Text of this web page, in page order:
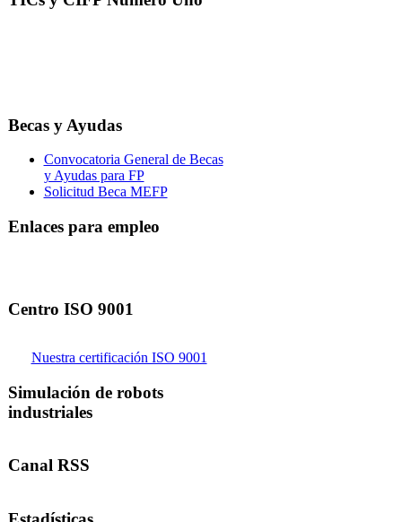
Becas y Ayudas
Convocatoria General de Becas
y Ayudas para FP
Solicitud Beca MEFP
Enlaces para empleo
Centro ISO 9001
Nuestra certificación ISO 9001
Simulación de robots
industriales
Canal RSS